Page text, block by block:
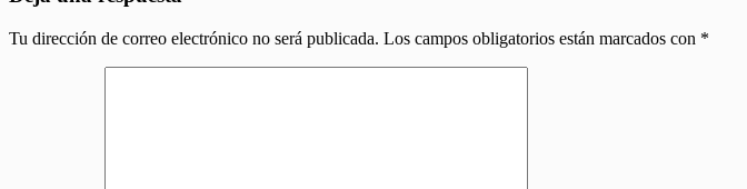
Tu dirección de correo electrónico no será publicada. Los campos obligatorios están marcados con *